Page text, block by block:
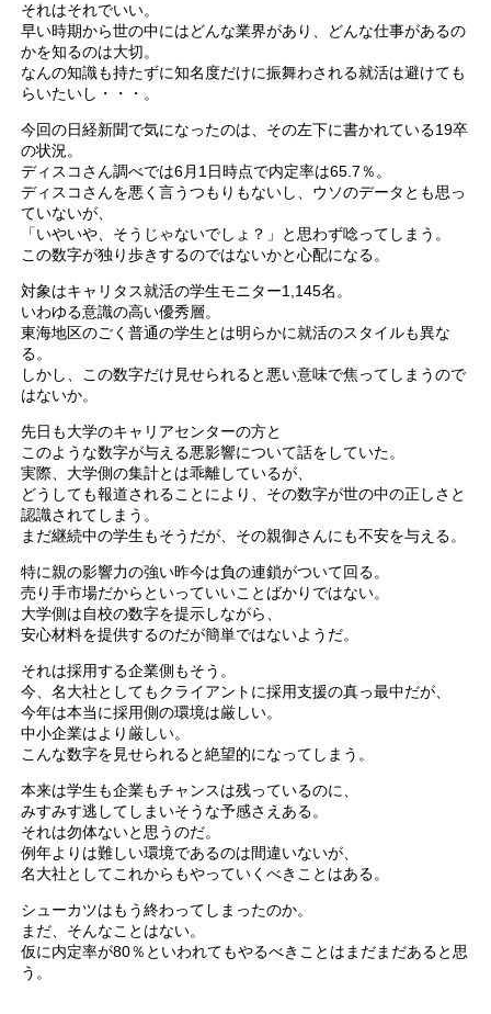
それはそれでいい。
早い時期から世の中にはどんな業界があり、どんな仕事があるの
かを知るのは大切。
なんの知識も持たずに知名度だけに振舞わされる就活は避けても
らいたいし・・・。
今回の日経新聞で気になったのは、その左下に書かれている19卒
の状況。
ディスコさん調べでは6月1日時点で内定率は65.7％。
ディスコさんを悪く言うつもりもないし、ウソのデータとも思っ
ていないが、
「いやいや、そうじゃないでしょ？」と思わず唸ってしまう。
この数字が独り歩きするのではないかと心配になる。
対象はキャリタス就活の学生モニター1,145名。
いわゆる意識の高い優秀層。
東海地区のごく普通の学生とは明らかに就活のスタイルも異な
る。
しかし、この数字だけ見せられると悪い意味で焦ってしまうので
はないか。
先日も大学のキャリアセンターの方と
このような数字が与える悪影響について話をしていた。
実際、大学側の集計とは乖離しているが、
どうしても報道されることにより、その数字が世の中の正しさと
認識されてしまう。
まだ継続中の学生もそうだが、その親御さんにも不安を与える。
特に親の影響力の強い昨今は負の連鎖がついて回る。
売り手市場だからといっていいことばかりではない。
大学側は自校の数字を提示しながら、
安心材料を提供するのだが簡単ではないようだ。
それは採用する企業側もそう。
今、名大社としてもクライアントに採用支援の真っ最中だが、
今年は本当に採用側の環境は厳しい。
中小企業はより厳しい。
こんな数字を見せられると絶望的になってしまう。
本来は学生も企業もチャンスは残っているのに、
みすみす逃してしまいそうな予感さえある。
それは勿体ないと思うのだ。
例年よりは難しい環境であるのは間違いないが、
名大社としてこれからもやっていくべきことはある。
シューカツはもう終わってしまったのか。
まだ、そんなことはない。
仮に内定率が80％といわれてもやるべきことはまだまだあると思
う。